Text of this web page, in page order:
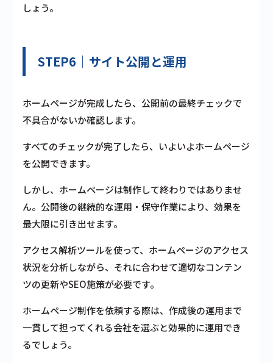
しょう。
STEP6｜サイト公開と運用
ホームページが完成したら、公開前の最終チェックで
不具合がないか確認します。
すべてのチェックが完了したら、いよいよホームページ
を公開できます。
しかし、ホームページは制作して終わりではありませ
ん。公開後の継続的な運用・保守作業により、効果を
最大限に引き出せます。
アクセス解析ツールを使って、ホームページのアクセス
状況を分析しながら、それに合わせて適切なコンテン
ツの更新やSEO施策が必要です。
ホームページ制作を依頼する際は、作成後の運用まで
一貫して担ってくれる会社を選ぶと効果的に運用でき
るでしょう。